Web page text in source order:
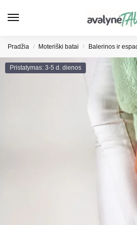
Pradžia / Moteriški batai / Balerinos ir
Pristatymas: 3-5 d. dienos